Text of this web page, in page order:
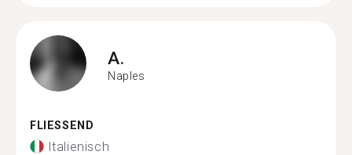
A.
Naples
FLIESSEND
Italienisch